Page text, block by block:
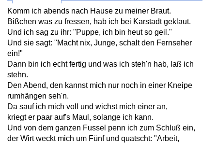
Komm ich abends nach Hause zu meiner Braut.
Bißchen was zu fressen, hab ich bei Karstadt geklaut.
Und ich sag zu ihr: "Puppe, ich bin heut so geil."
Und sie sagt: "Macht nix, Junge, schalt den Fernseher
ein!"
Dann bin ich echt fertig und was ich steh'n hab, laß ich
stehn.
Den Abend, den kannst mich nur noch in einer Kneipe
rumhängen seh'n.
Da sauf ich mich voll und wichst mich einer an,
kriegt er paar auf's Maul, solange ich kann.
Und von dem ganzen Fussel penn ich zum Schluß ein,
der Wirt weckt mich um Fünf und quatscht: "Arbeit,